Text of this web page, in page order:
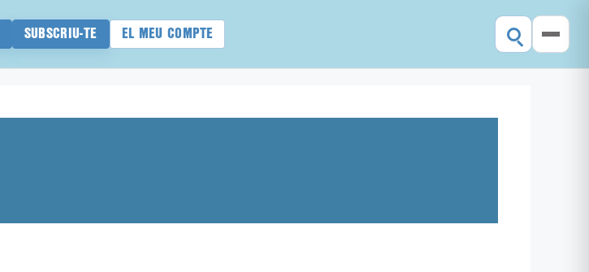
SUBSCRIU-TE EL MEU COMPTE